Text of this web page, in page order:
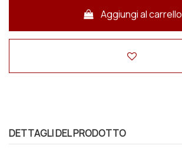
Aggiungi al carrello
DETTAGLI DEL PRODOTTO